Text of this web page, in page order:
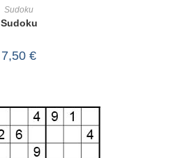
Sudoku
Sudoku
7,50 €